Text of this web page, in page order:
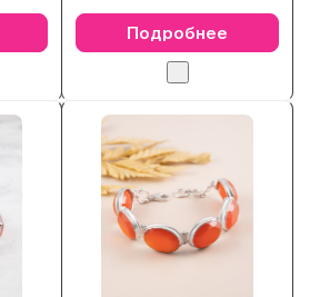
Подробнее